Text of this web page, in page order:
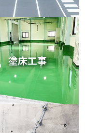
塗床工事